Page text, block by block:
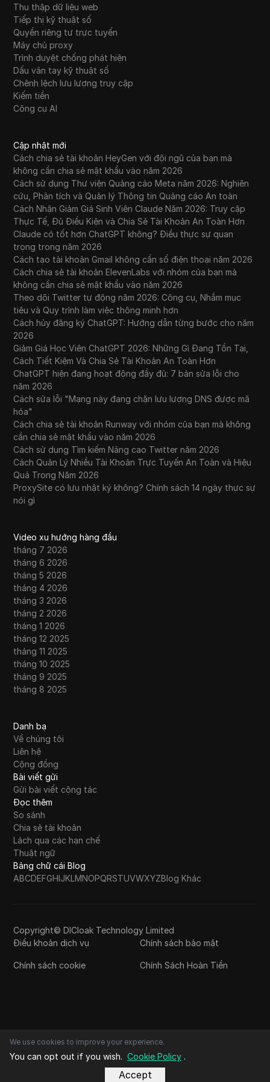
Thu thập dữ liệu web
Tiếp thị kỹ thuật số
Quyền riêng tư trực tuyến
Máy chủ proxy
Trình duyệt chống phát hiện
Dấu vân tay kỹ thuật số
Chênh lệch lưu lượng truy cập
Kiếm tiền
Công cụ AI
Cập nhật mới
Cách chia sẻ tài khoản HeyGen với đội ngũ của bạn mà
không cần chia sẻ mật khẩu vào năm 2026
Cách sử dụng Thư viện Quảng cáo Meta năm 2026: Nghiên
cứu, Phân tích và Quản lý Thông tin Quảng cáo An toàn
Cách Nhận Giảm Giá Sinh Viên Claude Năm 2026: Truy cập
Thực Tế, Đủ Điều Kiện và Chia Sẻ Tài Khoản An Toàn Hơn
Claude có tốt hơn ChatGPT không? Điều thực sự quan
trọng trong năm 2026
Cách tạo tài khoản Gmail không cần số điện thoại năm 2026
Cách chia sẻ tài khoản ElevenLabs với nhóm của bạn mà
không cần chia sẻ mật khẩu vào năm 2026
Theo dõi Twitter tự động năm 2026: Công cụ, Nhắm mục
tiêu và Quy trình làm việc thông minh hơn
Cách hủy đăng ký ChatGPT: Hướng dẫn từng bước cho năm
2026
Giảm Giá Học Viên ChatGPT 2026: Những Gì Đang Tồn Tại,
Cách Tiết Kiệm Và Chia Sẻ Tài Khoản An Toàn Hơn
ChatGPT hiện đang hoạt động đầy đủ: 7 bản sửa lỗi cho
năm 2026
Cách sửa lỗi "Mạng này đang chặn lưu lượng DNS được mã
hóa"
Cách chia sẻ tài khoản Runway với nhóm của bạn mà không
cần chia sẻ mật khẩu vào năm 2026
Cách sử dụng Tìm kiếm Nâng cao Twitter năm 2026
Cách Quản Lý Nhiều Tài Khoản Trực Tuyến An Toàn và Hiệu
Quả Trong Năm 2026
ProxySite có lưu nhật ký không? Chính sách 14 ngày thực sự
nói gì
Video xu hướng hàng đầu
tháng 7 2026
tháng 6 2026
tháng 5 2026
tháng 4 2026
tháng 3 2026
tháng 2 2026
tháng 1 2026
tháng 12 2025
tháng 11 2025
tháng 10 2025
tháng 9 2025
tháng 8 2025
Danh bạ
Về chúng tôi
Liên hệ
Cộng đồng
Bài viết gửi
Gửi bài viết cộng tác
Đọc thêm
So sánh
Chia sẻ tài khoản
Lách qua các hạn chế
Thuật ngữ
Bảng chữ cái Blog
ABCDEFGHIJKLMNOPQRSTUVWXYZBlog Khác
Copyright© DICloak Technology Limited
Điều khoản dịch vụ
Chính sách bảo mật
Chính sách cookie Chính Sách Hoàn Tiền
We use cookies to improve your experience.
You can opt out if you wish. Cookie Policy .
Accept